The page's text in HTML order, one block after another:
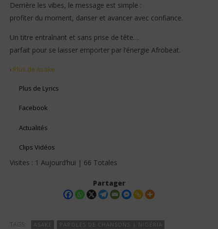
Derrière les vibes, le message est simple :
profiter du moment, danser et avancer avec confiance.
Un titre entraînant et sans prise de tête…
parfait pour se laisser emporter par l’énergie Afrobeat.
› Plus de Asake
Plus de Lyrics
Facebook
Actualités
Clips Vidéos
Visites : 1 Aujourd’hui | 66 Totales
Partager
TAGS: ASAKE PAROLES DE CHANSONS | NIGÉRIA